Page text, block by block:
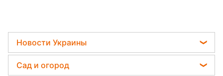
Новости Украины
Мобилизация
Сад и огород